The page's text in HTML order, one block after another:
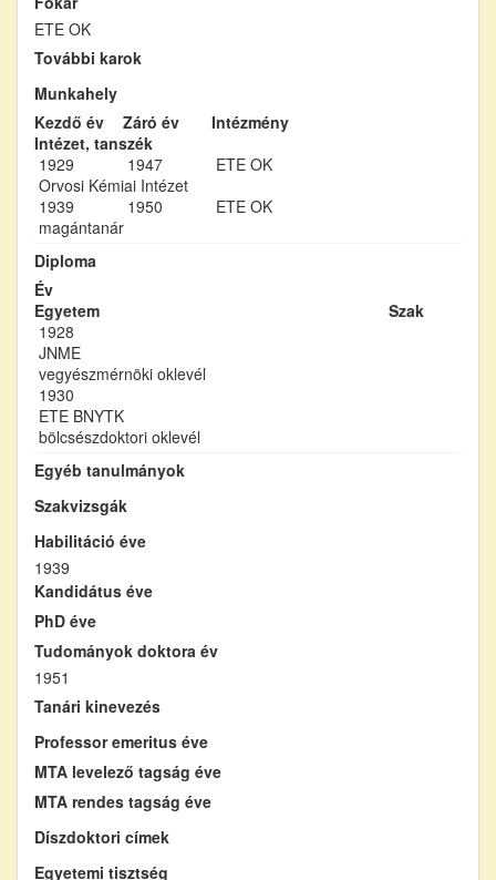
ETE OK
További karok
Munkahely
Kezdő év
Záró év
Intézmény
Intézet, tanszék
1929
1947
ETE OK
Orvosi Kémiai Intézet
1939
1950
ETE OK
magántanár
Diploma
Év
Egyetem
Szak
1928
JNME
vegyészmérnöki oklevél
1930
ETE BNYTK
bölcsészdoktori oklevél
Egyéb tanulmányok
Szakvizsgák
Habilitáció éve
1939
Kandidátus éve
PhD éve
Tudományok doktora év
1951
Tanári kinevezés
Professor emeritus éve
MTA levelező tagság éve
MTA rendes tagság éve
Díszdoktori címek
Egyetemi tisztség